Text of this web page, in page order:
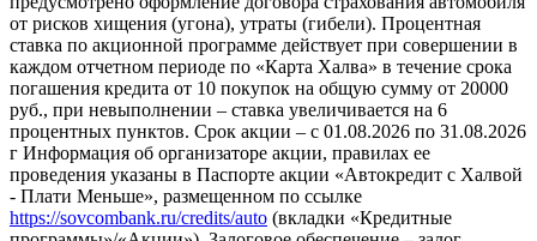
от рисков хищения (угона), утраты (гибели). Процентная
ставка по акционной программе действует при совершении в
каждом отчетном периоде по «Карта Халва» в течение срока
погашения кредита от 10 покупок на общую сумму от 20000
руб., при невыполнении – ставка увеличивается на 6
процентных пунктов. Срок акции – с 01.08.2026 по 31.08.2026
г Информация об организаторе акции, правилах ее
проведения указаны в Паспорте акции «Автокредит с Халвой
- Плати Меньше», размещенном по ссылке
https://sovcombank.ru/credits/auto (вкладки «Кредитные